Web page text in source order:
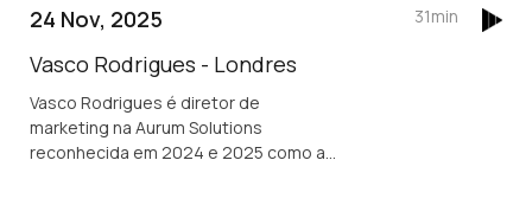
conselheira das comunidades
portuguesas.
24 Nov, 2025
Vasco Rodrigues - Londres
Vasco Rodrigues é diretor de
marketing na Aurum Solutions
reconhecida em 2024 e 2025 como a
31min